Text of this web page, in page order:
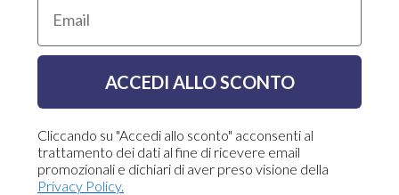
ACCEDI ALLO SCONTO
Cliccando su "Accedi allo sconto" acconsenti al
trattamento dei dati al fine di ricevere email
promozionali e dichiari di aver preso visione della
Privacy Policy.